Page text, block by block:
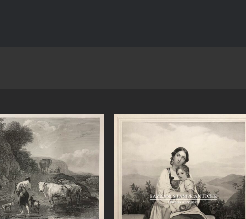
AL CARRELLO
DETTAGLI
AGGIUNGI AL CARRELLO
/
DETTAGLI